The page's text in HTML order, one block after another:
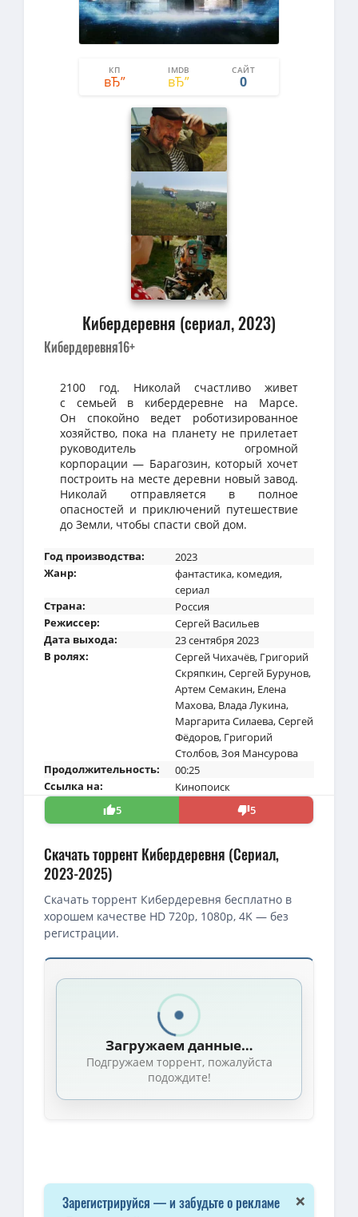
КП IMDB САЙТ
55
0
Кибердеревня (сериал, 2023)
Кибердеревня16+
2100 год. Николай счастливо живет
с семьей в кибердеревне на Марсе.
Он спокойно ведет роботизированное
хозяйство, пока на планету не прилетает
руководитель огромной
корпорации — Барагозин, который хочет
построить на месте деревни новый завод.
Николай отправляется в полное
опасностей и приключений путешествие
до Земли, чтобы спасти свой дом.
Год производства:
2023
Жанр:
фантастика, комедия,
сериал
Страна:
Россия
Режиссер:
Сергей Васильев
Дата выхода:
23 сентября 2023
В ролях:
Сергей Чихачёв, Григорий
Скряпкин,Сергей Бурунов,
Артем Семакин, Елена
Махова, Влада Лукина,
Маргарита Силаева,Сергей
Фёдоров, Григорий
Столбов,Зоя Мансурова
Продолжительность:
00:25
Ссылка на:
Кинопоиск
5
5
Скачать торрент Кибердеревня (Сериал,
2023-2025)
Скачать торрент Кибердеревня бесплатно в
хорошем качестве HD 720p, 1080p, 4K — без
регистрации.
Скачать торрент — Кибердеревня / Кибердеревня / Сезон:
1080p — Кибердеревня / Сезон: 1 / Серии: 1-10 из 10 (Сергей
1080p — Кибердеревня / Сезон: 2 / Серии: 1-10 из 10 (Сергей
Кибердеревня / Сезон: 1 / Серии: 1-10 из 10 (Сергей Васильев)
Кибердеревня / Сезон: 2 / Серии: 1-10 из 10 (Сергей Васильев)
1080p — Кибердеревня (2025) WEBRip [H.264/1080p] (сезон 2,
Кибердеревня / Сезон: 1 / Серии: 1-10 из 10 (Сергей Васильев)
Загружаем данные…
Подгружаем торрент, пожалуйста
подождите!
×
Зарегистрируйся — и забудьте о рекламе